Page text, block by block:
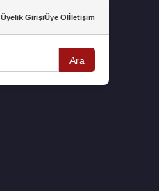
Üyelik GirişiÜye Olİletişim
Ara